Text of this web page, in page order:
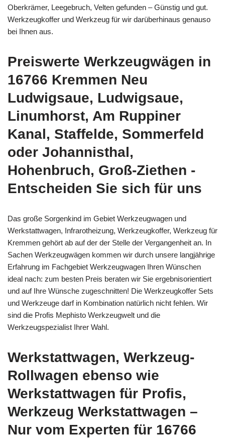
Oberkrämer, Leegebruch, Velten gefunden – Günstig und gut.
Werkzeugkoffer und Werkzeug für wir darüberhinaus genauso
bei Ihnen aus.
Preiswerte Werkzeugwägen in
16766 Kremmen Neu
Ludwigsaue, Ludwigsaue,
Linumhorst, Am Ruppiner
Kanal, Staffelde, Sommerfeld
oder Johannisthal,
Hohenbruch, Groß-Ziethen -
Entscheiden Sie sich für uns
Das große Sorgenkind im Gebiet Werkzeugwagen und
Werkstattwagen, Infrarotheizung, Werkzeugkoffer, Werkzeug für
Kremmen gehört ab auf der der Stelle der Vergangenheit an. In
Sachen Werkzeugwägen kommen wir durch unsere langjährige
Erfahrung im Fachgebiet Werkzeugwagen Ihren Wünschen
ideal nach: zum besten Preis beraten wir Sie ergebnisorientiert
und auf Ihre Wünsche zugeschnitten! Die Werkzeugkoffer Sets
und Werkzeuge darf in Kombination natürlich nicht fehlen. Wir
sind die Profis Mephisto Werkzeugwelt und die
Werkzeugspezialist Ihrer Wahl.
Werkstattwagen, Werkzeug-
Rollwagen ebenso wie
Werkstattwagen für Profis,
Werkzeug Werkstattwagen –
Nur vom Experten für 16766